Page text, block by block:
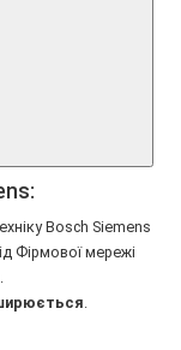
Bosch Siemens
Фірмової мережі
.